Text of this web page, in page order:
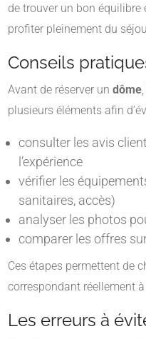
de trouver un bon
profiter pleinement du
Conseils
Avant de réserver un dôme
plusieurs éléments afin
consulter les avis
l’expérience
vérifier les
sanitaires, accès)
analyser les photos
comparer les offres
Ces étapes permettent de
correspondant réellement
Les erreurs à